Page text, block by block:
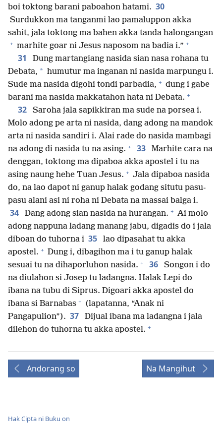
boi toktong barani paboahon hatami. 30
Surdukkon ma tanganmi lao pamaluppon akka
sahit, jala toktong ma bahen akka tanda halongangan
+ marhite goar ni Jesus naposom na badia i.” +
31
Dung martangiang nasida sian nasa rohana tu
Debata, * humutur ma inganan ni nasida marpungu i.
Sude ma nasida digohi tondi parbadia, + dung i gabe
barani ma nasida makkatahon hata ni Debata. +
32
Saroha jala sapikkiran ma sude na porsea i.
Molo adong pe arta ni nasida, dang adong na mandok
arta ni nasida sandiri i. Alai rade do nasida mambagi
na adong di nasida tu na asing. + 33
Marhite cara na
denggan, toktong ma dipaboa akka apostel i tu na
asing naung hehe Tuan Jesus. + Jala dipaboa nasida
do, na lao dapot ni ganup halak godang situtu pasu-
pasu alani asi ni roha ni Debata na massai balga i.
34 Dang adong sian nasida na hurangan. + Ai molo
adong nappuna ladang manang jabu, digadis do i jala
diboan do tuhorna i 35
lao dipasahat tu akka
apostel. + Dung i, dibagihon ma i tu ganup halak
sesuai tu na dihaporluhon nasida. + 36
Songon i do
na diulahon si Josep tu ladangna. Halak Lepi do
ibana na tubu di Siprus. Digoari akka apostel do
ibana si Barnabas + (lapatanna, “Anak ni
Pangapulion”). 37
Dijual ibana ma ladangna i jala
dilehon do tuhorna tu akka apostel. +
Andorang so Na Mangihut
Hak Cipta ni Buku on